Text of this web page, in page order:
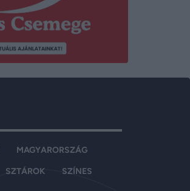
MAGYARORSZÁG
SZTÁROK SZÍNES